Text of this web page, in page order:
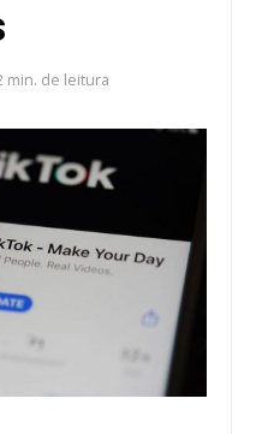
min. de leitura